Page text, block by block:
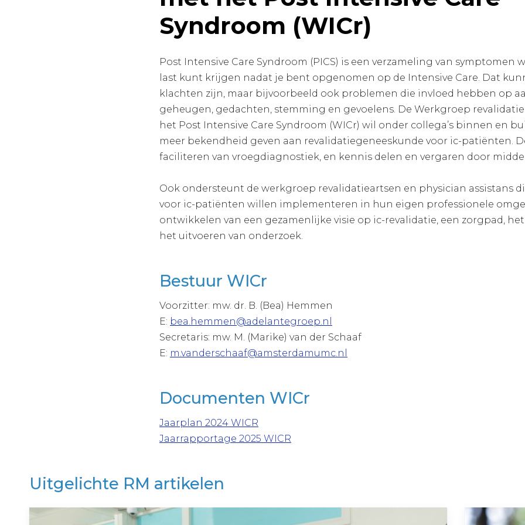
Syndroom (WICr)
Post Intensive Care Syndroom (PICS) is een verzameling van symptomen
last kunt krijgen nadat je bent opgenomen op de Intensive Care. Dat
klachten zijn, maar bijvoorbeeld ook problemen die invloed hebben op
geheugen, gedachten, stemming en gevoelens. De Werkgroep
het Post Intensive Care Syndroom (WICr) wil onder collega’s binnen en
meer bekendheid geven aan revalidatiegeneeskunde voor ic-patiënten.
faciliteren van vroegdiagnostiek, en kennis delen en vergaren door
Ook ondersteunt de werkgroep revalidatieartsen en physician assistans
voor ic-patiënten willen implementeren in hun eigen professionele
ontwikkelen van een gezamenlijke visie op ic-revalidatie, een zorgpad,
het uitvoeren van onderzoek.
Bestuur WICr
Voorzitter: mw. dr. B. (Bea) Hemmen
E: bea.hemmen@adelantegroep.nl
Secretaris: mw. M. (Marike) van der Schaaf
E: m.vanderschaaf@amsterdamumc.nl
Documenten WICr
Jaarplan 2024 WICR
Jaarrapportage 2025 WICR
Uitgelichte RM artikelen